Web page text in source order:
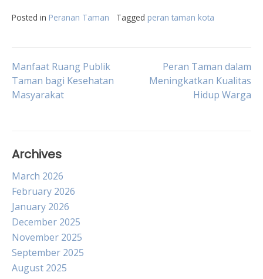
Posted in Peranan Taman Tagged peran taman kota
Post
navigation
Manfaat Ruang Publik
Taman bagi Kesehatan
Masyarakat
Peran Taman dalam
Meningkatkan Kualitas
Hidup Warga
Archives
March 2026
February 2026
January 2026
December 2025
November 2025
September 2025
August 2025